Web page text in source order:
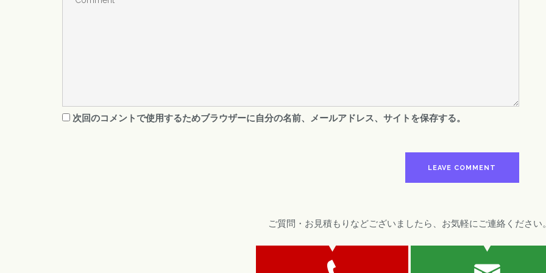
次回のコメントで使用するためブラウザーに自分の名前、メールアドレス、サイトを保存する。
ご質問・お見積もりなどございましたら、お気軽にご連絡ください